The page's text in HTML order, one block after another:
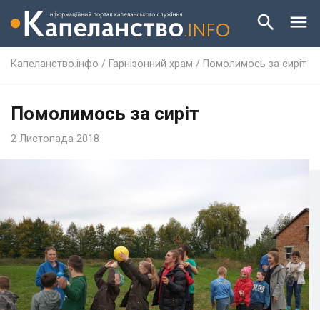
Капеланство.інфо / Гарнізонний храм / Помолимось за сиріт
Помолимось за сиріт
2 Листопада 2018